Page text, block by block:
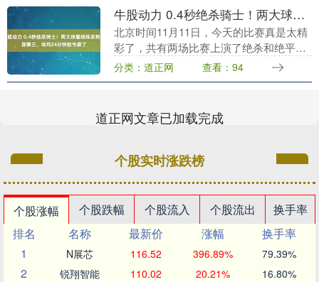
牛股动力 0.4秒绝杀骑士！两大球星缺阵杀到东部第三，场均24分快船亏麻了
北京时间11月11日，今天的比赛真是太精
彩了，共有两场比赛上演了绝杀和绝平的
戏码。由于这些比赛都不是特别受关注，
我也错过了第一时间的播报，感觉非常可
分类：道正网 查看：94
道正网文章已加载完成
个股实时涨跌榜
个股涨幅 个股跌幅 个股流入 个股流出
换手率
排名
名称 最新价 涨幅
换手率
1
N展芯 116.52 396.89% 79.39%
2 锐翔智能 110.02 20.21% 16.80%